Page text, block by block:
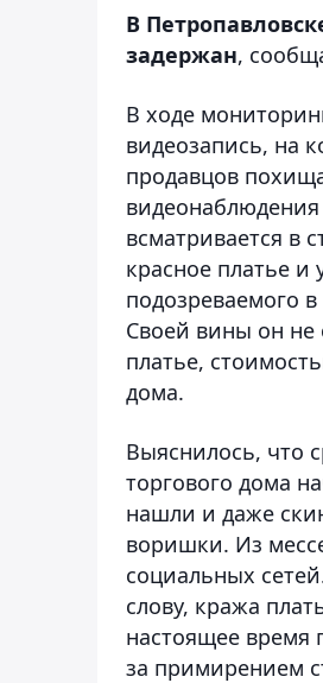
В
задержан,
В ходе
видеозапись, на
продавцов
всматривается в
красное платье
подозреваемого
Своей вины он не
платье,
дома.
Выяснилось, что
торгового дома
нашли и даже
воришки. Из
социальных
слову, кража
настоящее время
за примирением